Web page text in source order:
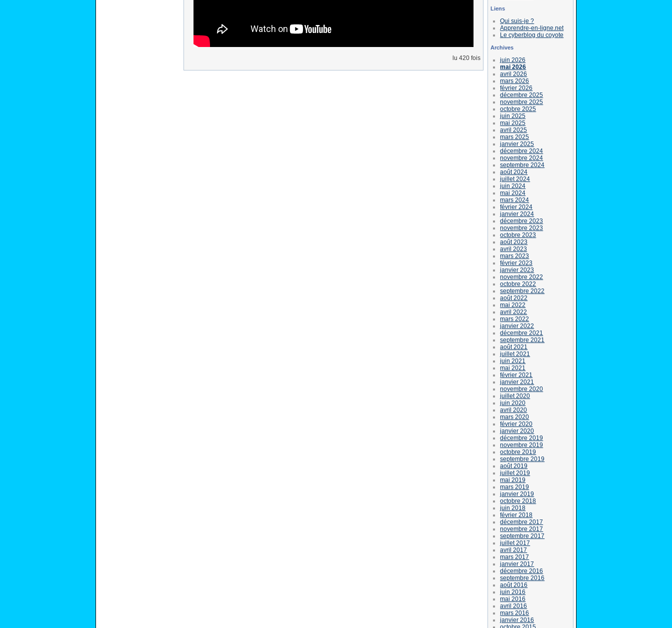
lu 420 fois
Liens
Qui suis-je ?
Apprendre-en-ligne.net
Le cyberblog du coyote
Archives
juin 2026
mai 2026
avril 2026
mars 2026
février 2026
décembre 2025
novembre 2025
octobre 2025
juin 2025
mai 2025
avril 2025
mars 2025
janvier 2025
décembre 2024
novembre 2024
septembre 2024
août 2024
juillet 2024
juin 2024
mai 2024
mars 2024
février 2024
janvier 2024
décembre 2023
novembre 2023
octobre 2023
août 2023
avril 2023
mars 2023
février 2023
janvier 2023
novembre 2022
octobre 2022
septembre 2022
août 2022
mai 2022
avril 2022
mars 2022
janvier 2022
décembre 2021
septembre 2021
août 2021
juillet 2021
juin 2021
mai 2021
février 2021
janvier 2021
novembre 2020
juillet 2020
juin 2020
avril 2020
mars 2020
février 2020
janvier 2020
décembre 2019
novembre 2019
octobre 2019
septembre 2019
août 2019
juillet 2019
mai 2019
mars 2019
janvier 2019
octobre 2018
juin 2018
février 2018
décembre 2017
novembre 2017
septembre 2017
juillet 2017
avril 2017
mars 2017
janvier 2017
décembre 2016
septembre 2016
août 2016
juin 2016
mai 2016
avril 2016
mars 2016
janvier 2016